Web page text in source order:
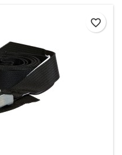
favorite_border